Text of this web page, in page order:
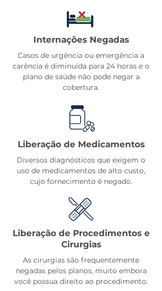
Internações Negadas
Casos de urgência ou emergência a
carência é diminuída para 24 horas e o
plano de saúde não pode negar a
cobertura.
Liberação de Medicamentos
Diversos diagnósticos que exigem o
uso de medicamentos de alto custo,
cujo fornecimento é negado.
Liberação de Procedimentos e
Cirurgias
As cirurgias são frequentemente
negadas pelos planos, muito embora
você possua direito ao procedimento.